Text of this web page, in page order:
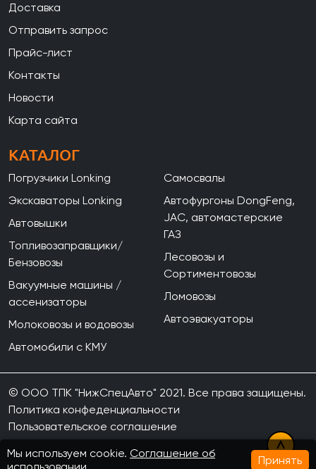
Доставка
Отправить запрос
Прайс-лист
Контакты
Новости
Карта сайта
КАТАЛОГ
Погрузчики Lonking
Экскаваторы Lonking
Автовышки
Топливозаправщики/
Бензовозы
Вакуумные машины /
ассенизаторы
Молоковозы и водовозы
Автомобили с КМУ
Самосвалы
Автофургоны DongFeng,
JAC, автомастерские
ГАЗ
Лесовозы и
Сортиментовозы
Ломовозы
Автоэвакуаторы
© ООО ТПК "НижСпецАвто" 2021. Все права защищены.
Политика конфеденциальности
Пользовательское соглашение
Мы используем cookie. Соглашение об
Принять